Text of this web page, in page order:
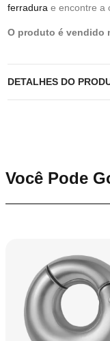
ferradura e encontre a
O produto é vendido
DETALHES DO
Você Pode